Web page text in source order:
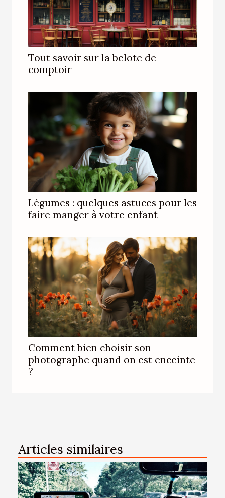
Tout savoir sur la belote de
comptoir
Légumes : quelques astuces pour les
faire manger à votre enfant
Comment bien choisir son
photographe quand on est enceinte
?
Articles similaires